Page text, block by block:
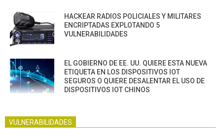
HACKEAR RADIOS POLICIALES Y MILITARES
ENCRIPTADAS EXPLOTANDO 5
VULNERABILIDADES
EL GOBIERNO DE EE. UU. QUIERE ESTA NUEVA
ETIQUETA EN LOS DISPOSITIVOS IOT
SEGUROS O QUIERE DESALENTAR EL USO DE
DISPOSITIVOS IOT CHINOS
VULNERABILIDADES